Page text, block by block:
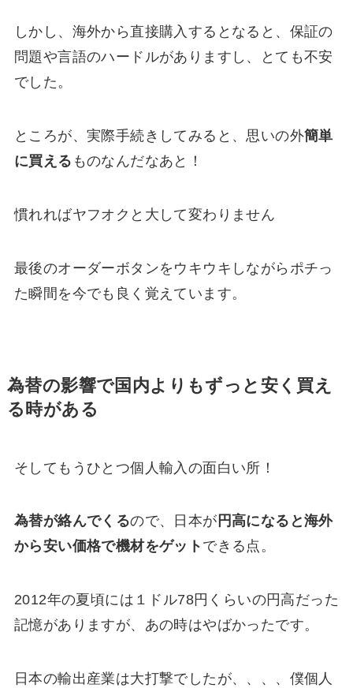
しかし、海外から直接購入するとなると、保証の
問題や言語のハードルがありますし、とても不安
でした。
ところが、実際手続きしてみると、思いの外簡単
に買える ものなんだなあと！
慣れればヤフオクと大して変わりません
最後のオーダーボタンをウキウキしながらポチっ
た瞬間を今でも良く覚えています。
為替の影響で国内よりもずっと安く買え
る時がある
そしてもうひとつ個人輸入の面白い所！
為替が絡んでくるので、日本が 円高になると海外
から安い価格で機材をゲット できる点。
2012年の夏頃には１ドル78円くらいの円高だった
記憶がありますが、あの時はやばかったです。
日本の輸出産業は大打撃でしたが、、、、僕個人